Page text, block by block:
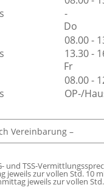
-
Do
08.00 -
13.30 -
Fr
08.00 -
OP-/
Vereinbarung –
und TSS-
jeweils zur vollen Std. 10
jeweils zur vollen